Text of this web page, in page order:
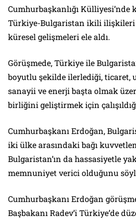
Cumhurbaşkanlığı Külliyesi’nde
Türkiye-Bulgaristan ikili ilişkileri
küresel gelişmeleri ele aldı.
Görüşmede, Türkiye ile
boyutlu şekilde ilerlediği, ticaret,
sanayii ve enerji başta olmak
birliğini geliştirmek için
Cumhurbaşkanı Erdoğan,
iki ülke arasındaki bağı
Bulgaristan’ın da hassasiyetle
memnuniyet verici olduğunu
Cumhurbaşkanı Erdoğan
Başbakanı Radev’i Türkiye’de